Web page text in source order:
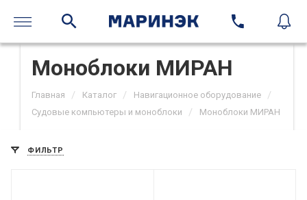
Моноблоки МИРАН
Главная / Каталог / Навигационное оборудование /
Судовые компьютеры и моноблоки / Моноблоки МИРАН
ФИЛЬТР